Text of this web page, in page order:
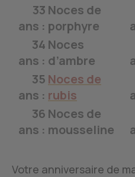
33
ans :
Noces de
porphyre
34
ans :
Noces
d’ambre
35
ans :
Noces de
rubis
36
ans :
Noces de
mousseline
Votre anniversaire de